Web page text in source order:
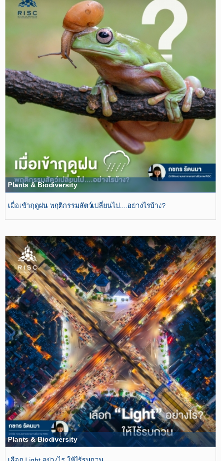
Plants & Biodiversity
เมื่อเข้าฤดูฝน​ พฤติกรรมสัตว์เปลี่ยนไป....อย่างไรบ้าง?
Plants & Biodiversity